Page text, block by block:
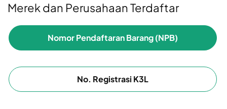
Merek dan Perusahaan Terdaftar
Nomor Pendaftaran Barang (NPB)
No. Registrasi K3L